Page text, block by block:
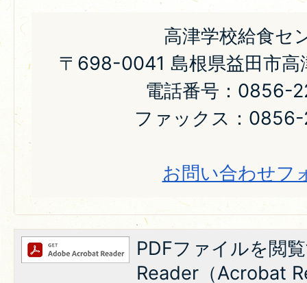
高津学校給食セ
〒698-0041 島根県益田市高
電話番号：0856-
ファックス：
お問い合わせフ
PDFファイルを閲
Reader（Acrobat